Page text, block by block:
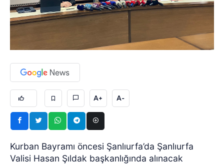
A+ A-
Kurban Bayramı öncesi Şanlıurfa’da Şanlıurfa
Valisi Hasan Şıldak başkanlığında alınacak